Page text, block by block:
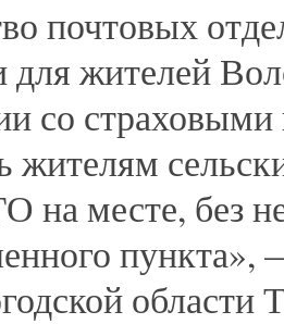
почтовых
для жителей
со
жителям
месте, без
области